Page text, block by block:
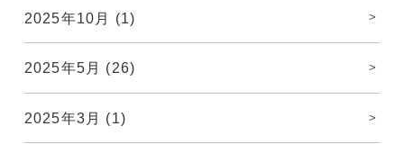
2025年10月 (1)
2025年5月 (26)
2025年3月 (1)